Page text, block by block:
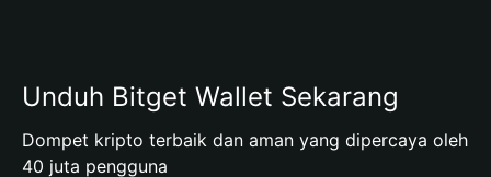
Unduh Bitget Wallet Sekarang
Dompet kripto terbaik dan aman yang dipercaya oleh
40 juta pengguna